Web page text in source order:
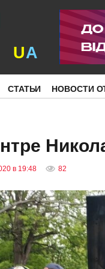
UA
СТАТЬИ НОВОСТИ
в 19:48 82